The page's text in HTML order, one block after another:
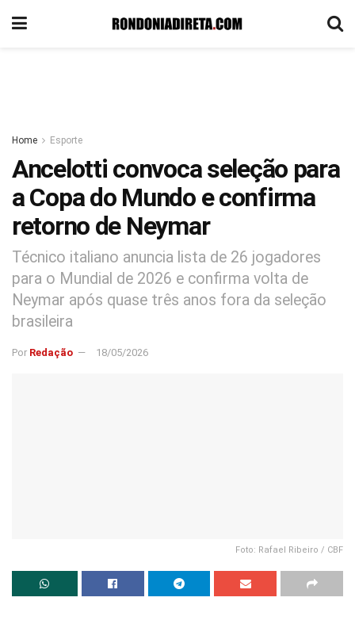
Home Esporte
Ancelotti convoca seleção para
a Copa do Mundo e confirma
retorno de Neymar
Técnico italiano anuncia lista de 26 jogadores
para o Mundial de 2026 e confirma volta de
Neymar após quase três anos fora da seleção
brasileira
Por Redação 18/05/2026
Foto: Rafael Ribeiro / CBF